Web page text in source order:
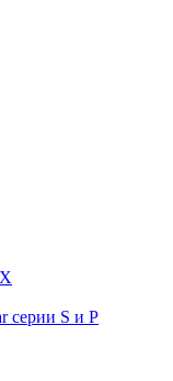
серии S и P